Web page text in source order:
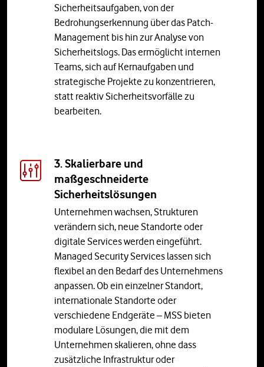
Sicherheitsaufgaben, von der
Bedrohungserkennung über das Patch-
Management bis hin zur Analyse von
Sicherheitslogs. Das ermöglicht internen
Teams, sich auf Kernaufgaben und
strategische Projekte zu konzentrieren,
statt reaktiv Sicherheitsvorfälle zu
bearbeiten.
3. Skalierbare und
maßgeschneiderte
Sicherheitslösungen
Unternehmen wachsen, Strukturen
verändern sich, neue Standorte oder
digitale Services werden eingeführt.
Managed Security Services lassen sich
flexibel an den Bedarf des Unternehmens
anpassen. Ob ein einzelner Standort,
internationale Standorte oder
verschiedene Endgeräte – MSS bieten
modulare Lösungen, die mit dem
Unternehmen skalieren, ohne dass
zusätzliche Infrastruktur oder